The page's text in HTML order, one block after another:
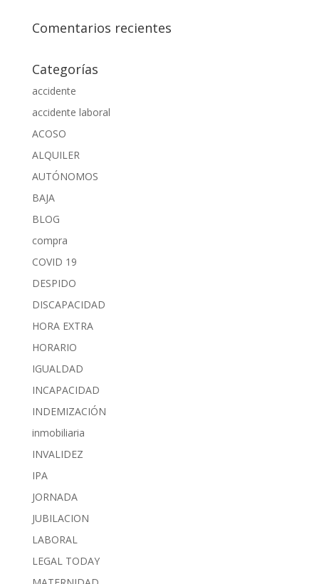
Comentarios recientes
Categorías
accidente
accidente laboral
ACOSO
ALQUILER
AUTÓNOMOS
BAJA
BLOG
compra
COVID 19
DESPIDO
DISCAPACIDAD
HORA EXTRA
HORARIO
IGUALDAD
INCAPACIDAD
INDEMIZACIÓN
inmobiliaria
INVALIDEZ
IPA
JORNADA
JUBILACION
LABORAL
LEGAL TODAY